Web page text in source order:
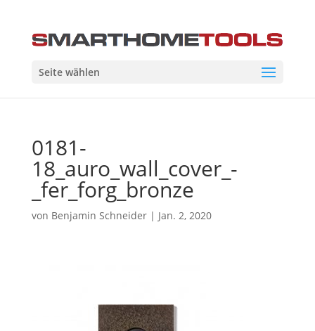
Seite wählen
0181-
18_auro_wall_cover_-
_fer_forg_bronze
von Benjamin Schneider| Jan. 2, 2020